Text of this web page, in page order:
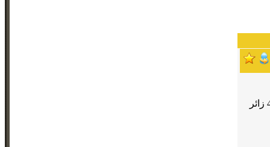
زائر